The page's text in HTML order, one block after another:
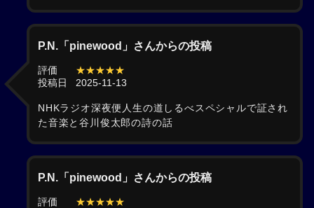
P.N.「pinewood」さんからの投稿
評価
★★★★★
投稿日
2025-11-13
NHKラジオ深夜便人生の道しるべスペシャルで証され
た音楽と谷川俊太郎の詩の話
P.N.「pinewood」さんからの投稿
評価
★★★★★